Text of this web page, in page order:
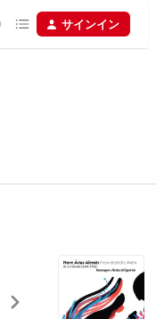
サインイン